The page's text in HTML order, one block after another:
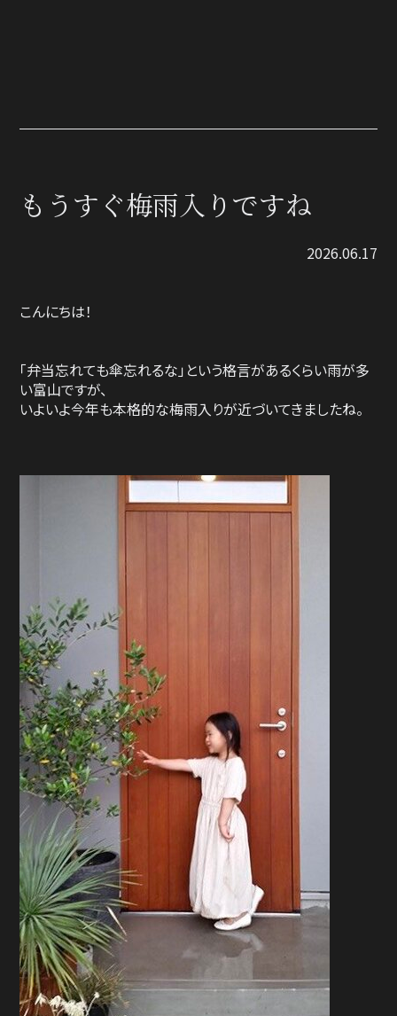
もうすぐ梅雨入りですね
2026.06.17
こんにちは！
「弁当忘れても傘忘れるな」という格言があるくらい雨が多
い富山ですが、
いよいよ今年も本格的な梅雨入りが近づいてきましたね。